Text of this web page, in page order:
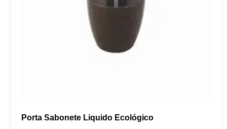
Porta Sabonete Liquido Ecológico